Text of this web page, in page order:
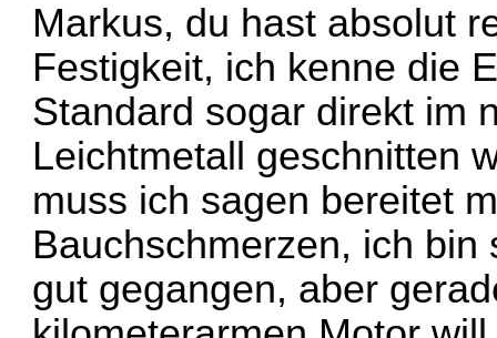
Markus, du hast absolut
Festigkeit, ich kenne die
Standard sogar direkt im
Leichtmetall geschnitten
muss ich sagen bereitet
Bauchschmerzen, ich
gut gegangen, aber